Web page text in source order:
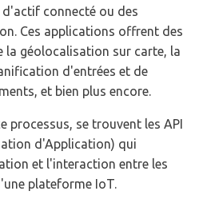
connecté ou des
Ces applications offrent des
la géolocalisation sur carte, la
d'entrées et de
et bien plus encore.
processus, se trouvent les API
d'Application) qui
et l'interaction entre les
plateforme IoT.